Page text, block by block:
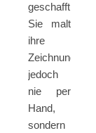
geschafft.
Sie malt
ihre
Zeichnungen
jedoch
nie per
Hand,
sondern